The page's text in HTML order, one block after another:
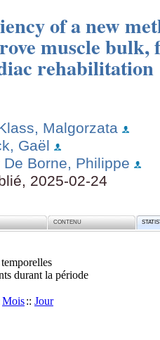
of a new
muscle bulk,
rehabilitation
Malgorzata
Gaël
De Borne, Philippe
2025-02-24
CONTENU